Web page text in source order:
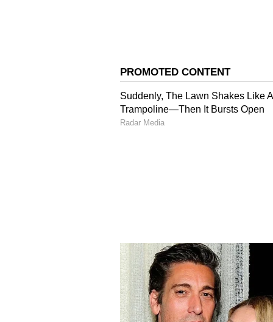
ಮೊರಾರ್ಜಿ ದೇಸಾಯಿ ವಸತಿ
ಬದಲಾಯಿಸುವ ವಿಡಿಯೋ ರೆಕಾರ್ಡ್
ಈ ಶಾಲೆಯಲ್ಲಿ ಒಟ್ಟು 600 ಜನ ಮಕ್ಕಳು
ಮಕ್ಕಳೇ ಶಿಕ್ಷಕರು ಊಟ ಮಾಡುವ ತಟ್ಟೆ
ವಿಡಿಯೋ ಸಮೇತ ಸಾಕ್ಷಿ ಸಿಕ್ಕಿದೆ. ಶಾಲಾ
ಮುಂದೆ ಜಮಾಯಿಸಿ ಪ್ರತಿಭಟನೆ